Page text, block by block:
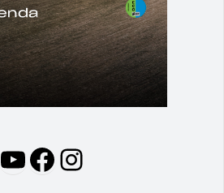
YouTube
Facebook
Instagram